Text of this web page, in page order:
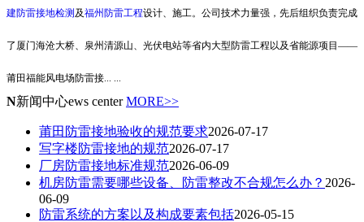
建防雷接地检测及福州防雷工程设计、施工。公司技术力量强，先后组织负责完成
了厦门海沧大桥、泉州清源山、光伏电站等省内大型防雷工程以及省能源项目——
莆田福能风电场防雷接
N新闻中心ews center MORE>>
莆田防雷接地验收的规范要求2026-07-17
写字楼防雷接地的规范2026-07-17
厂房防雷接地标准规范2026-06-09
机房防雷需要哪些设备、防雷整改不合规怎么办？ 2026-
06-09
防雷系统的方案以及构成要素包括2026-05-15